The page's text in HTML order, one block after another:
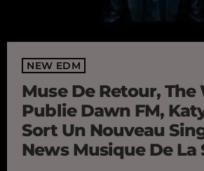
NEW EDM
Muse De Retour, The
Publie Dawn FM,
Sort Un Nouveau
News Musique De La